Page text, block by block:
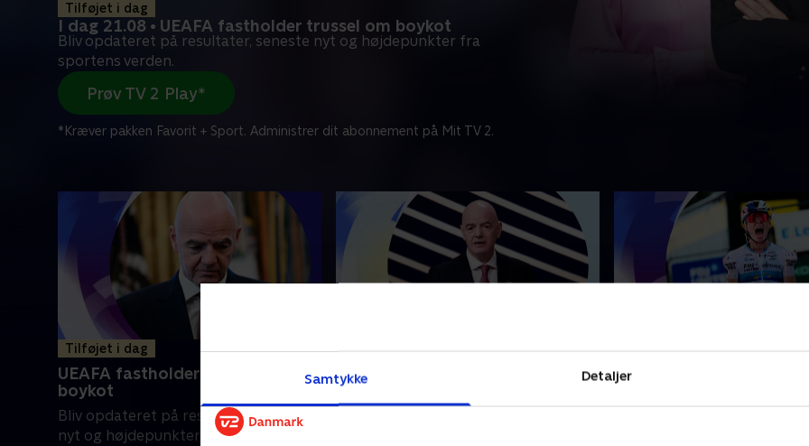
Samtykke Detaljer
Tilføjet i dag
I dag 21.08 • UEAFA fastholder trussel om boykot
Bliv opdateret på resultater, seneste nyt og højdepunkter fra
sportens verden.
Prøv TV 2 Play*
*Kræver pakken Favorit + Sport. Administrer dit abonnement på Mit TV 2.
Tilføjet i dag
UEAFA fastholder trussel om
boykot
Bliv opdateret på resultater, seneste
nyt og højdepunkter fra sportens
Fuld opbakning til Infantino fra
FIFA-ledelse
Hollandske Vollering